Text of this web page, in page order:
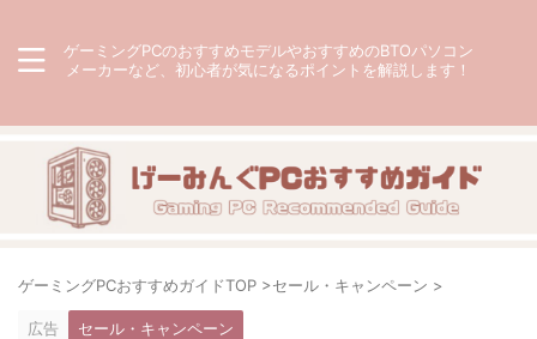
ゲーミングPCのおすすめモデルやおすすめのBTOパソコン
メーカーなど、初心者が気になるポイントを解説します！
ゲーミングPCおすすめガイドTOP >セール・キャンペーン >
広告 セール・キャンペーン